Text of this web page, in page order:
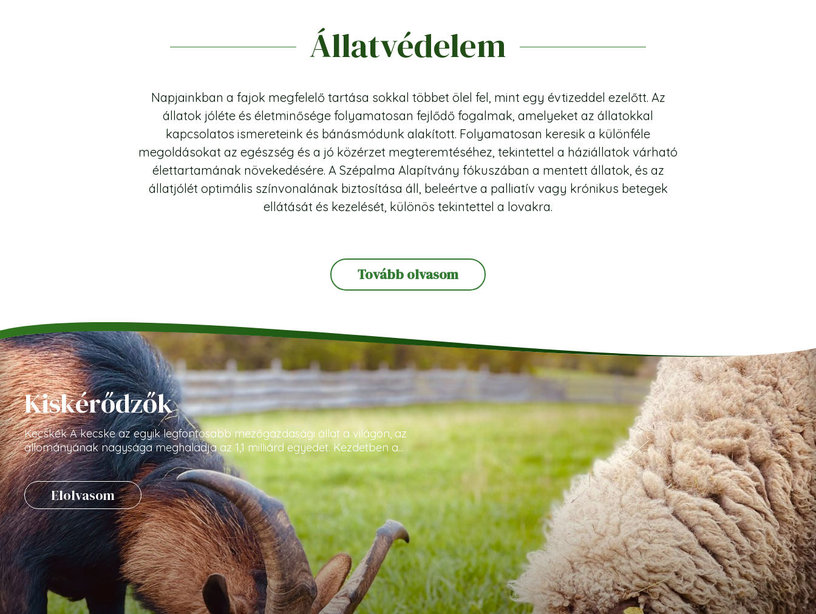
Állatvédelem
Napjainkban a fajok megfelelő tartása sokkal többet ölel fel, mint egy évtizeddel ezelőtt. Az
állatok jóléte és életminősége folyamatosan fejlődő fogalmak, amelyeket az állatokkal
kapcsolatos ismereteink és bánásmódunk alakított. Folyamatosan keresik a különféle
megoldásokat az egészség és a jó közérzet megteremtéséhez, tekintettel a háziállatok várható
élettartamának növekedésére. A Szépalma Alapítvány fókuszában a mentett állatok, és az
állatjólét optimális színvonalának biztosítása áll, beleértve a palliatív vagy krónikus betegek
ellátását és kezelését, különös tekintettel a lovakra.
Tovább olvasom
Kiskérődzők
Kecskék A kecske az egyik legfontosabb mezőgazdasági állat a világon, az
állományának nagysága meghaladja az 1,1 milliárd egyedet. Kezdetben a...
Elolvasom